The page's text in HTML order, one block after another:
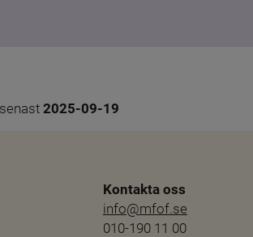
2025-09-19
Kontakta oss
info@mfof.se
010-190 11 00